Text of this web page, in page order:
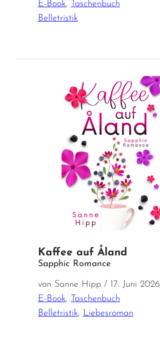
E-Book,
Taschenbuch
Belletristik
Kaffee auf Åland
Sapphic Romance
von Sanne Hipp / 17. Juni 2026
E-Book,
Taschenbuch
Belletristik, Liebesroman